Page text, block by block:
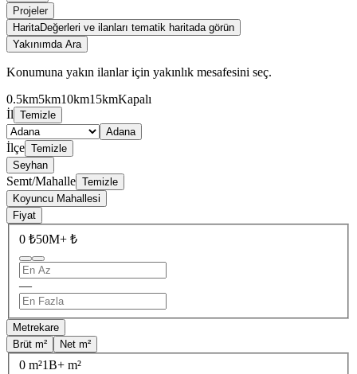
Projeler
HaritaDeğerleri ve ilanları tematik haritada görün
Yakınımda Ara
Konumuna yakın ilanlar için yakınlık mesafesini seç.
0.5km5km10km15kmKapalı
İl Temizle
Adana
İlçe Temizle
Seyhan
Semt/Mahalle Temizle
Koyuncu Mahallesi
Fiyat
0 ₺50M+ ₺
—
Metrekare
Brüt m²
Net m²
0 m²1B+ m²